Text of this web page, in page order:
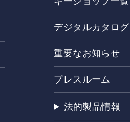
デジタルカタログ
重要なお知らせ
プレスルーム
法的製品情報